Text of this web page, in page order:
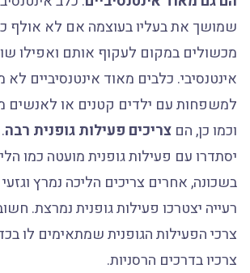
שמושך את בעליו בעוצמה אם לא אולף
מכשולים במקום לעקוף אותם ואפילו
אינטנסיבי. כלבים מאוד אינטנסיביים לא
למשפחות עם ילדים קטנים או לאנשים
וכמו כן, הם צריכים פעילות גופנית רבה
יסתדרו עם פעילות גופנית מועטה כמו
בשכונה, אחרים צריכים הליכה נמרץ
רעייה יצטרכו פעילות גופנית נמרצת.
צרכי הפעילות הגופנית שמתאימים לו
צרכיו בדרכים הרסניות.